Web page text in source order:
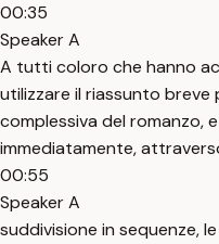
00:35
Speaker A
A tutti coloro che hanno
utilizzare il riassunto
complessiva del romanzo,
immediatamente,
00:55
Speaker A
suddivisione in sequenze,